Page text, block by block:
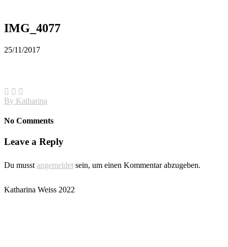
IMG_4077
25/11/2017
By Katharina
No Comments
Leave a Reply
Du musst angemeldet sein, um einen Kommentar abzugeben.
Katharina Weiss 2022